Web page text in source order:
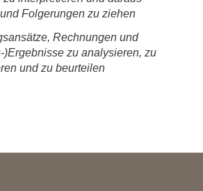
Folgerungen zu ziehen
Rechnungen und
)Ergebnisse zu analysieren, zu
und zu beurteilen